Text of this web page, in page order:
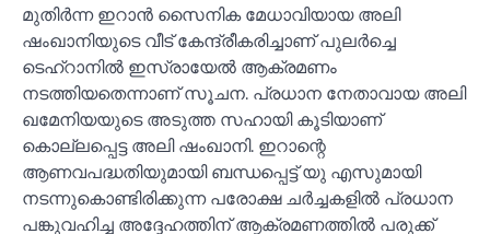
മുതിര്‍ന്ന ഇറാന്‍ സൈനിക മേധാവിയായ അലി
ഷംഖാനിയുടെ വീട് കേന്ദ്രീകരിച്ചാണ് പുലര്‍ച്ചെ
ടെഹ്‌റാനില്‍ ഇസ്രായേല്‍ ആക്രമണം
നടത്തിയതെന്നാണ് സൂചന. പ്രധാന നേതാവായ അലി
ഖമേനിയയുടെ അടുത്ത സഹായി കൂടിയാണ്
കൊല്ലപ്പെട്ട അലി ഷംഖാനി. ഇറാന്റെ
ആണവപദ്ധതിയുമായി ബന്ധപ്പെട്ട് യു എസുമായി
നടന്നുകൊണ്ടിരിക്കുന്ന പരോക്ഷ ചര്‍ച്ചകളില്‍ പ്രധാന
പങ്കുവഹിച്ച അദ്ദേഹത്തിന് ആക്രമണത്തില്‍ പരുക്ക്